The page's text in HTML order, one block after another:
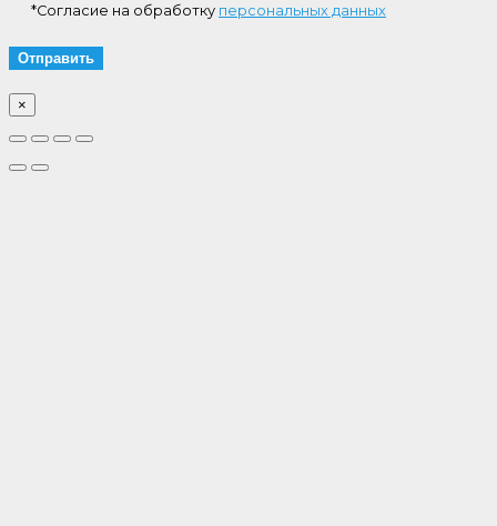
*Согласие на обработку персональных данных
×